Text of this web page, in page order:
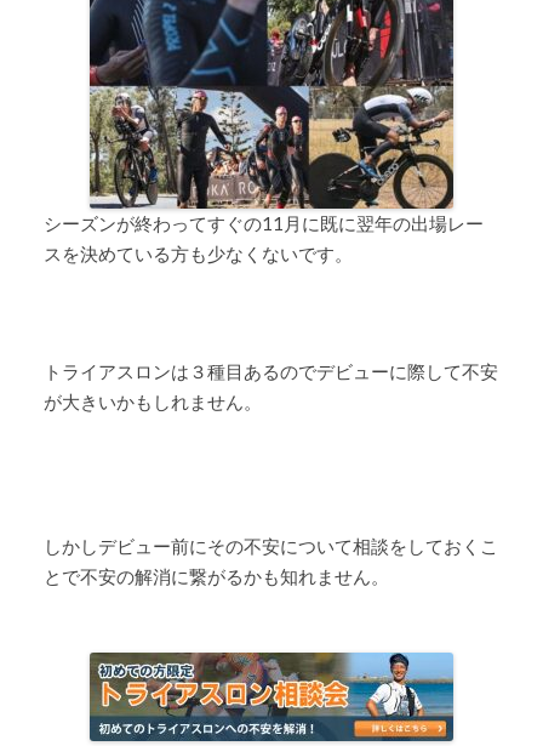
シーズンが終わってすぐの11月に既に翌年の出場レー
スを決めている方も少なくないです。
トライアスロンは３種目あるのでデビューに際して不安
が大きいかもしれません。
しかしデビュー前にその不安について相談をしておくこ
とで不安の解消に繋がるかも知れません。